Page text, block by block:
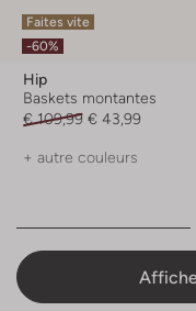
Faites vite
-60%
Hip
Baskets montantes
€ 109,99 € 43,99
+ autre couleurs